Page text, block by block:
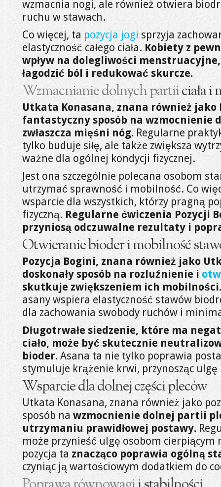
wzmacnia nogi, ale również otwiera
ruchu w stawach.
Co więcej, ta pozycja jogi sprzyja
elastyczność całego ciała. Kobiety z
wpływ na dolegliwości
łagodzić ból i redukować skurcze.
Wzmacnianie dolnych partiiciała i
Utkata Konasana, znana również jako
fantastyczny sposób na wzmocnienie
zwłaszcza mięśni nóg. Regularne
tylko buduje siłę, ale także zwiększa
ważne dla ogólnej kondycji fizycznej.
Jest ona szczególnie polecana osobom
utrzymać sprawność i mobilność. Co
wsparcie dla wszystkich, którzy pragną
fizyczną. Regularne ćwiczenia Pozycji
przyniosą odczuwalne rezultaty i
Otwieranie bioder i mobilność
Pozycja Bogini, znana również jako
doskonały sposób na rozluźnienie i
skutkuje zwiększeniem ich mobilności.
asany wspiera elastyczność stawów
dla zachowania swobody ruchów i
Długotrwałe siedzenie, które ma
ciało, może być skutecznie
bioder. Asana ta nie tylko poprawia
stymuluje krążenie krwi, przynosząc
Wsparcie dla dolnej części pleców
Utkata Konasana, znana również jako
sposób na wzmocnienie dolnej partii
utrzymaniu prawidłowej postawy.
może przynieść ulgę osobom cierpiącym
pozycja ta znacząco poprawia ogólną
czyniąc ją wartościowym dodatkiem do